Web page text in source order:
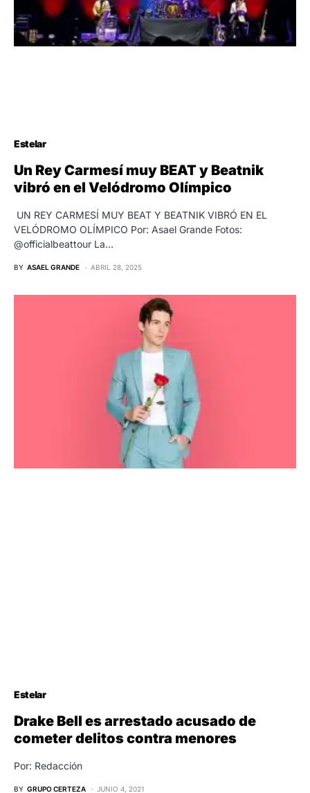
Estelar
Un Rey Carmesí muy BEAT y Beatnik
vibró en el Velódromo Olímpico
UN REY CARMESÍ MUY BEAT Y BEATNIK VIBRÓ EN EL
VELÓDROMO OLÍMPICO Por: Asael Grande Fotos:
@officialbeattour La…
BY ASAEL GRANDE ABRIL 28, 2025
Estelar
Drake Bell es arrestado acusado de
cometer delitos contra menores
Por: Redacción
BY GRUPO CERTEZA JUNIO 4, 2021